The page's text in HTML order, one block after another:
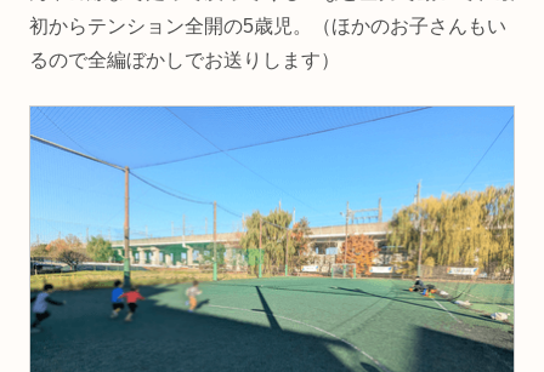
初からテンション全開の5歳児。（ほかのお子さんもい
るので全編ぼかしでお送りします）